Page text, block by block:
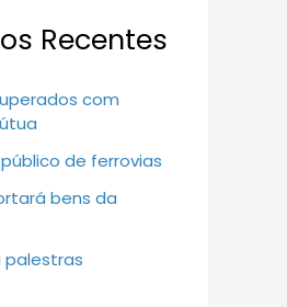
Recentes
com
de ferrovias
bens da
palestras